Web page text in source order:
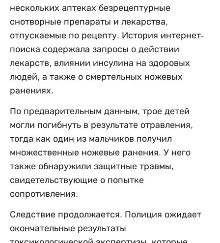
нескольких аптеках безрецептурные
снотворные препараты и лекарства,
отпускаемые по рецепту. История интернет-
поиска содержала запросы о действии
лекарств, влиянии инсулина на здоровых
людей, а также о смертельных ножевых
ранениях.
По предварительным данным, трое детей
могли погибнуть в результате отравления,
тогда как один из мальчиков получил
множественные ножевые ранения. У него
также обнаружили защитные травмы,
свидетельствующие о попытке
сопротивления.
Следствие продолжается. Полиция ожидает
окончательные результаты